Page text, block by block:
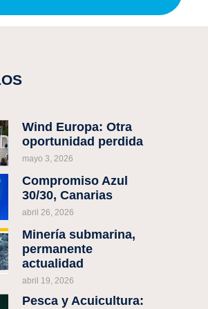
Marinas. ¿Cómo avanzar?
Wind Europa: Otra
oportunidad perdida
mayo 3, 2026
Compromiso Azul
30/30, Canarias
abril 26, 2026
Minería submarina,
permanente
actualidad
abril 19, 2026
Pesca y Acuicultura: